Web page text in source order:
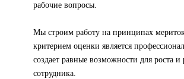
рабочие вопросы.
Мы строим работу на принципах
критерием оценки является
создает равные возможности для роста и
сотрудника.